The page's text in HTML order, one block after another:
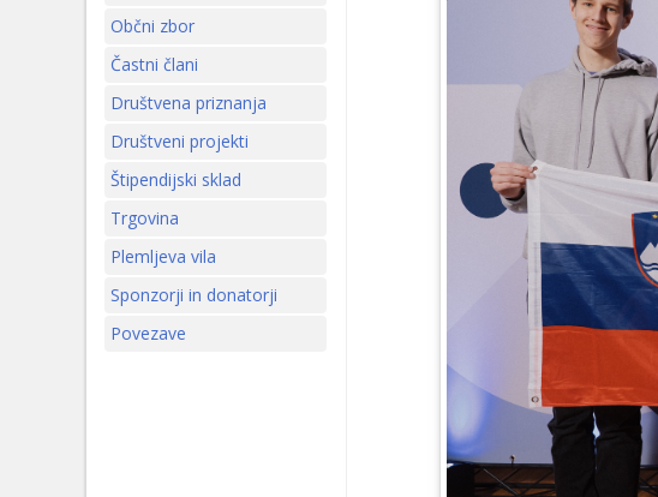
Občni zbor
Častni člani
Društvena priznanja
Društveni projekti
Štipendijski sklad
Trgovina
Plemljeva vila
Sponzorji in donatorji
Povezave